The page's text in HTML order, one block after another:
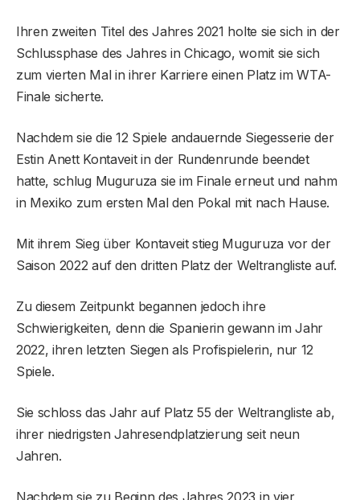
Ihren zweiten Titel des Jahres 2021 holte sie sich in der
Schlussphase des Jahres in Chicago, womit sie sich
zum vierten Mal in ihrer Karriere einen Platz im WTA-
Finale sicherte.
Nachdem sie die 12 Spiele andauernde Siegesserie der
Estin Anett Kontaveit in der Rundenrunde beendet
hatte, schlug Muguruza sie im Finale erneut und nahm
in Mexiko zum ersten Mal den Pokal mit nach Hause.
Mit ihrem Sieg über Kontaveit stieg Muguruza vor der
Saison 2022 auf den dritten Platz der Weltrangliste auf.
Zu diesem Zeitpunkt begannen jedoch ihre
Schwierigkeiten, denn die Spanierin gewann im Jahr
2022, ihren letzten Siegen als Profispielerin, nur 12
Spiele.
Sie schloss das Jahr auf Platz 55 der Weltrangliste ab,
ihrer niedrigsten Jahresendplatzierung seit neun
Jahren.